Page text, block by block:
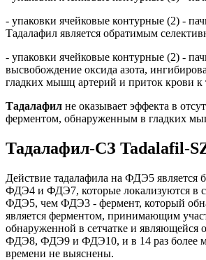
- упаковки ячейковые контурные (2) -
Тадалафил является обратимым
- упаковки ячейковые контурные (2) -
высвобождение оксида азота,
гладких мышц артерий и приток крови
Тадалафил не оказывает эффекта в
ферментом, обнаруженным в гладких
Тадалафил-СЗ Tadalafil-
Действие тадалафила на ФДЭ5
ФДЭ4 и ФДЭ7, которые локализуются в
ФДЭ5, чем ФДЭ3 - фермент, который
является ферментом, принимающим
обнаруженной в сетчатке и являющейся
ФДЭ8, ФДЭ9 и ФДЭ10, и в 14 раз более
времени не выяснены.